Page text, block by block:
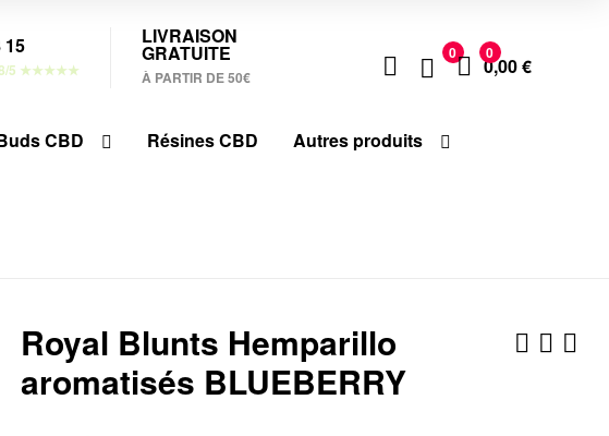
15
5 ★★★★★
LIVRAISON
GRATUITE
À PARTIR DE 50€
0 0
0,00€
CBD Résines CBD Autres produits
Royal Blunts Hemparillo
aromatisés BLUEBERRY